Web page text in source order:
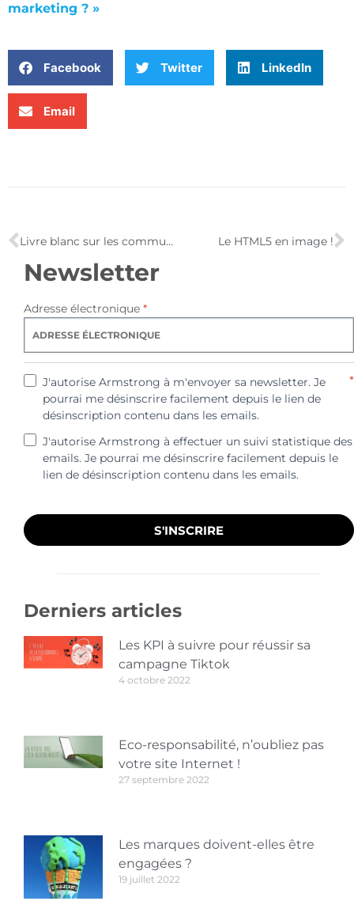
marketing ? »
Facebook Twitter LinkedIn
Email
Livre blanc sur les communautés de marques Le HTML5 en image !
Newsletter
Adresse électronique *
J'autorise Armstrong à m'envoyer sa newsletter. Je
pourrai me désinscrire facilement depuis le lien de
désinscription contenu dans les emails.
*
J'autorise Armstrong à effectuer un suivi statistique des
emails. Je pourrai me désinscrire facilement depuis le
lien de désinscription contenu dans les emails.
S'INSCRIRE
Derniers articles
Les KPI à suivre pour réussir sa
campagne Tiktok
4 octobre 2022
Eco-responsabilité, n’oubliez pas
votre site Internet !
27 septembre 2022
Les marques doivent-elles être
engagées ?
19 juillet 2022